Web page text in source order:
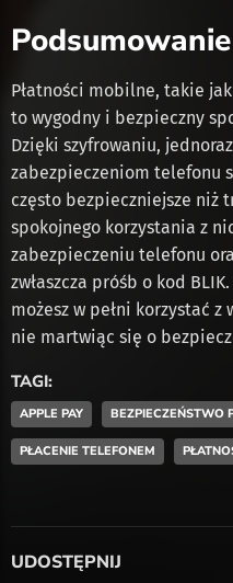
Podsumowanie
Płatności mobilne, takie jak
to wygodny i bezpieczny
Dzięki szyfrowaniu,
zabezpieczeniom telefonu
często bezpieczniejsze niż
spokojnego korzystania z
zabezpieczeniu telefonu
zwłaszcza próśb o kod
możesz w pełni korzystać
nie martwiąc się o
TAGI:
APPLE PAY BEZPIECZEŃSTWO
PŁACENIE TELEFONEM
UDOSTĘPNIJ